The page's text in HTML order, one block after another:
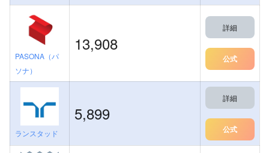
PASONA（パ
ソナ）
13,908
詳細
公式
ランスタッド
5,899
詳細
公式